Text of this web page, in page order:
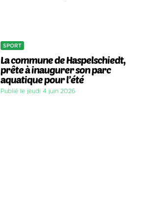
SPORT
La commune de Haspelschiedt,
prête à inaugurer son parc
aquatique pour l’été
Publié le jeudi 4 juin 2026